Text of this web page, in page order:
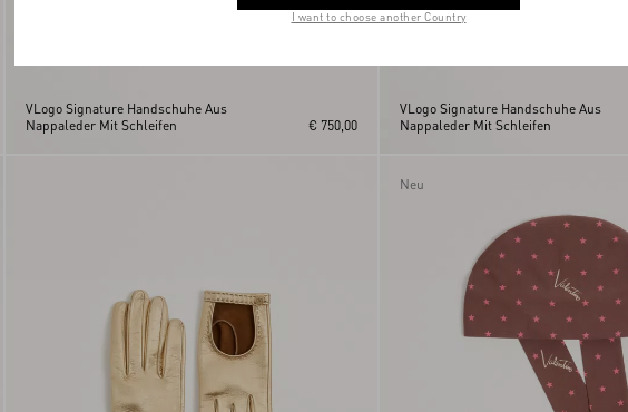
VLogo Signature Handschuhe Aus
Nappaleder Mit Schleifen
€ 750,00
VLogo Signature Handschuhe Aus
Nappaleder Mit Schleifen
Neu
I want to choose another Country